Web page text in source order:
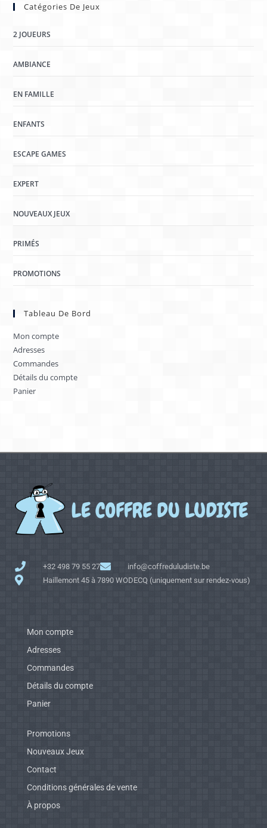
Catégories De Jeux
2 JOUEURS
AMBIANCE
EN FAMILLE
ENFANTS
ESCAPE GAMES
EXPERT
NOUVEAUX JEUX
PRIMÉS
PROMOTIONS
Tableau De Bord
Mon compte
Adresses
Commandes
Détails du compte
Panier
+32 498 79 55 27
info@coffreduludiste.be
Haillemont 45 à 7890 WODECQ (uniquement sur rendez-vous)
Mon compte
Adresses
Commandes
Détails du compte
Panier
Promotions
Nouveaux Jeux
Contact
Conditions générales de vente
À propos